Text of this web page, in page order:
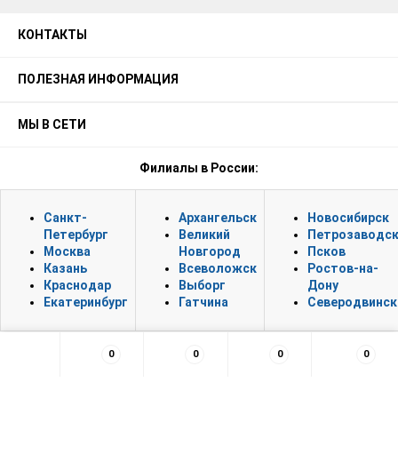
КОНТАКТЫ
ПОЛЕЗНАЯ ИНФОРМАЦИЯ
МЫ В СЕТИ
Филиалы в России:
Санкт-
Петербург
Москва
Казань
Краснодар
Екатеринбург
Архангельск
Великий
Новгород
Всеволожск
Выборг
Гатчина
Новосибирск
Петрозаводск
Псков
Ростов-на-
Дону
Северодвинск
0 0 0 0